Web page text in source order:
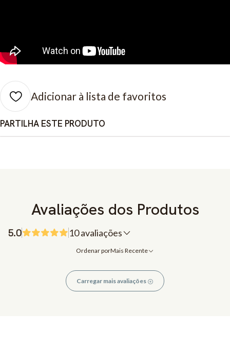
Adicionar à lista de favoritos
PARTILHA ESTE PRODUTO
Avaliações dos Produtos
5.0 10 avaliações
Ordenar porMais Recente
Carregar mais avaliações